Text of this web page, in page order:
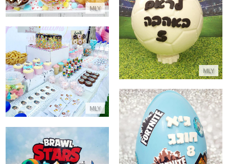
MLY
MLY
כדורגל משוקולד ממולא ממתקים
התקשר/י
MLY
בר מתוקים לבת
התקשר/י
ביצת שוקולד פורטנייט